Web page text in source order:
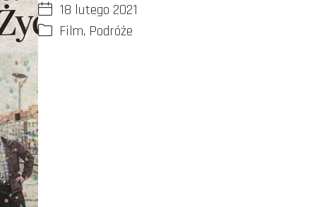
18 lutego 2021
Film, Podróże